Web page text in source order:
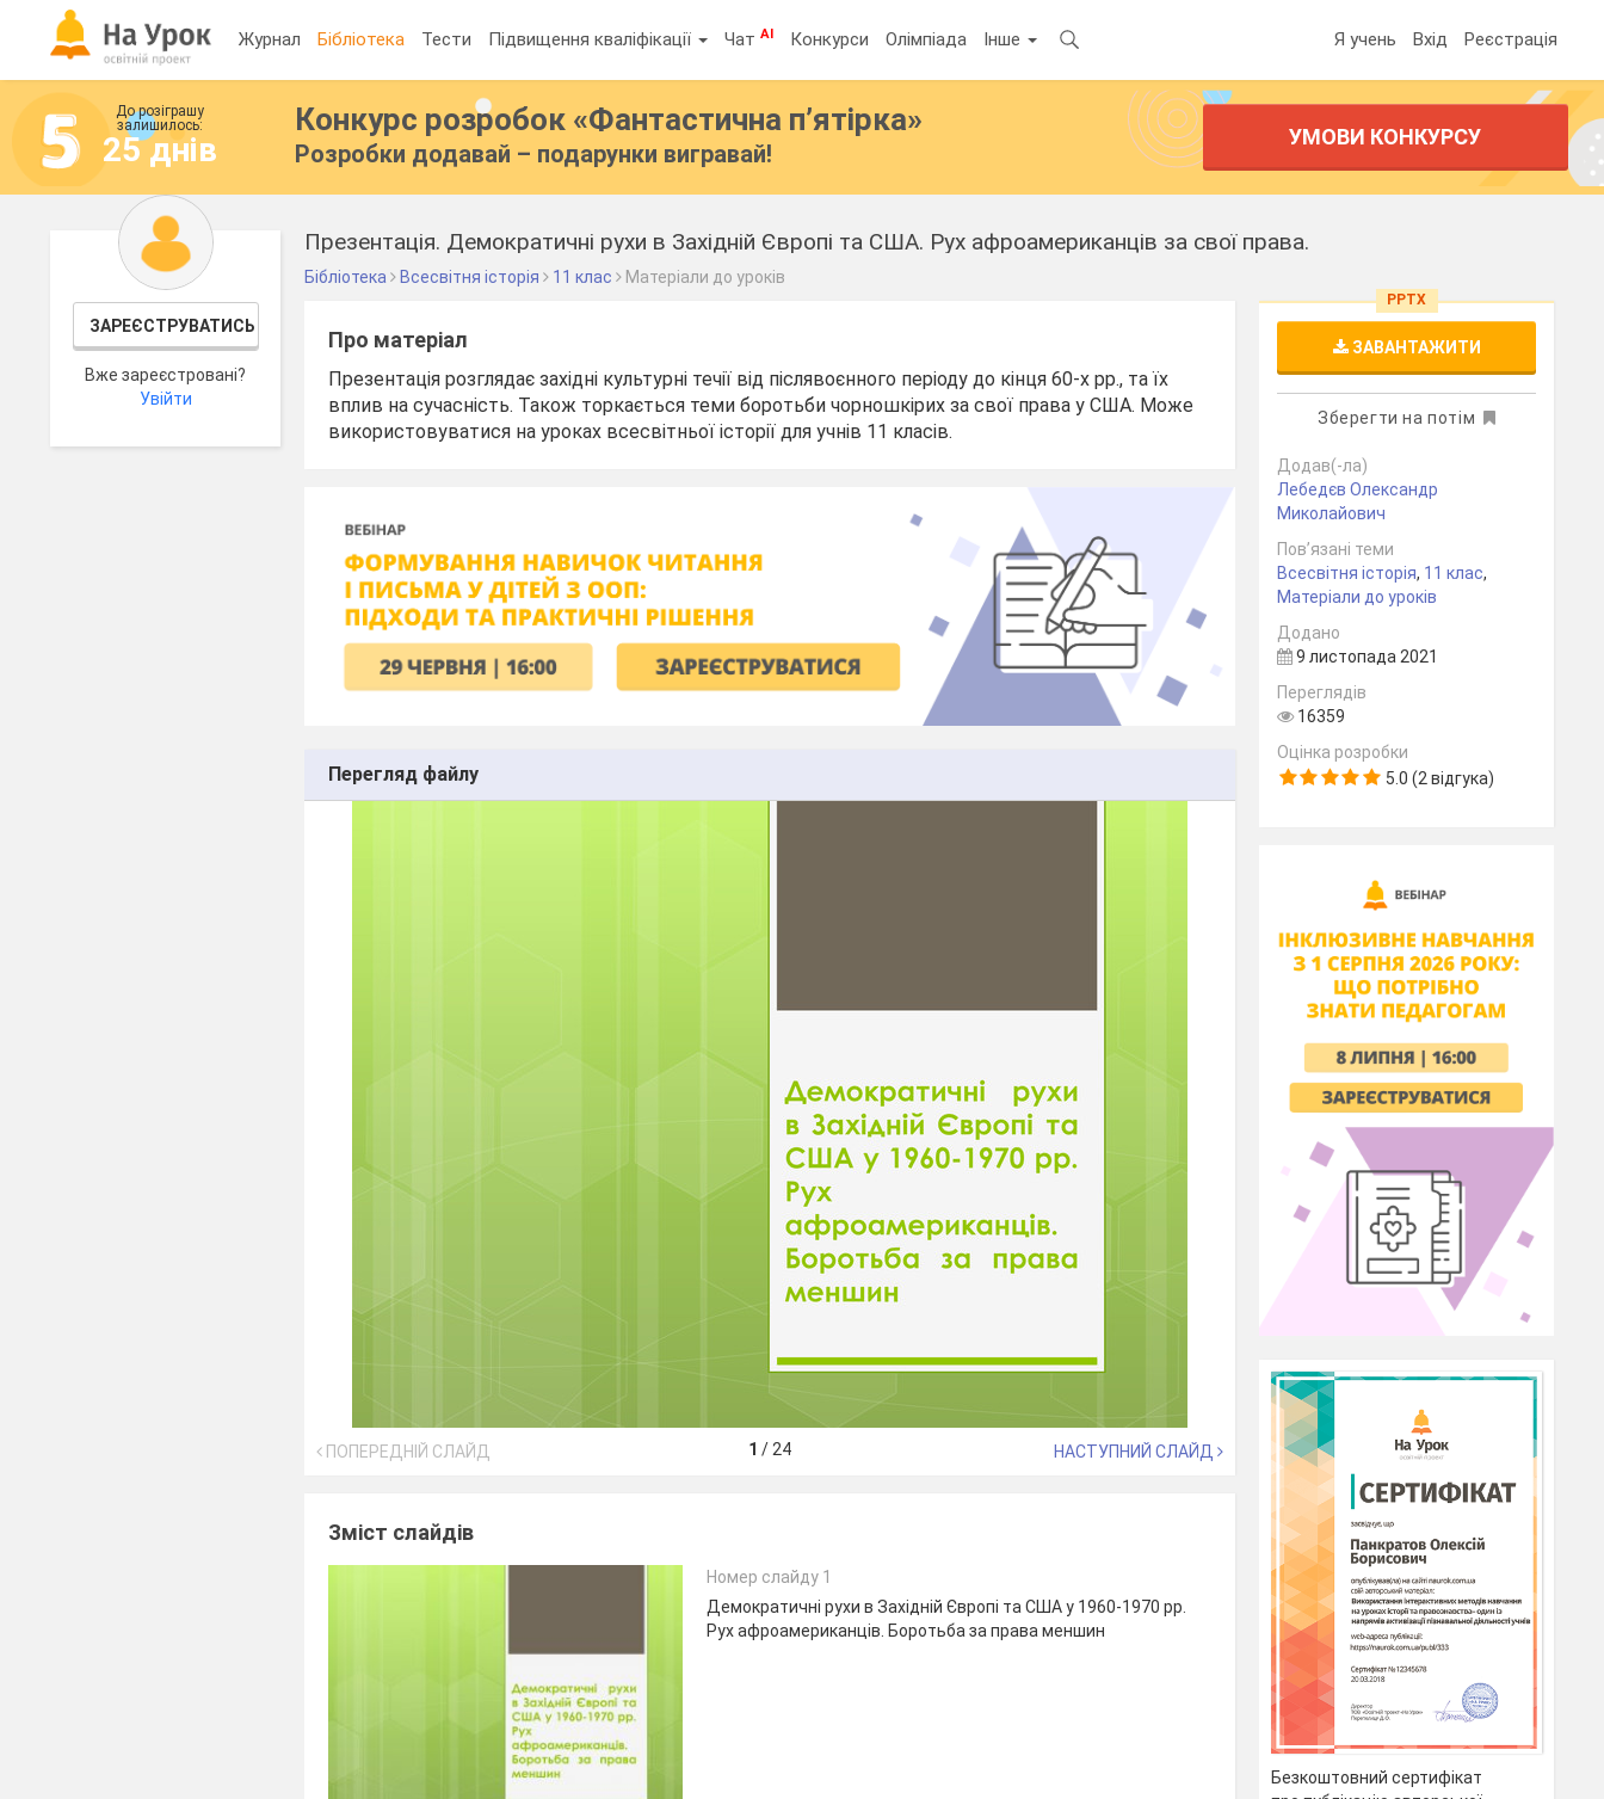
Журнал Бібліотека Тести Підвищення кваліфікації ЧатAI Конкурси Олімпіада Інше Я учень Вхід Реєстрація
До розіграшу
залишилось:
25 днів
Конкурс розробок «Фантастична п’ятірка»
Розробки додавай – подарунки вигравай!
УМОВИ КОНКУРСУ
ЗАРЕЄСТРУВАТИСЬ
Вже зареєстровані?
Увійти
Презентація. Демократичні рухи в Західній Європі та США. Рух афроамериканців за свої права.
Бібліотека Всесвітня історія 11 клас Матеріали до уроків
Про матеріал
Презентація розглядає західні культурні течії від післявоєнного періоду до кінця 60-х рр., та їх
вплив на сучасність. Також торкається теми боротьби чорношкірих за свої права у США. Може
використовуватися на уроках всесвітньої історії для учнів 11 класів.
Перегляд файлу
ПОПЕРЕДНІЙ СЛАЙД 1 / 24 НАСТУПНИЙ СЛАЙД
Зміст слайдів
Номер слайду 1
Демократичні рухи в Західній Європі та США у 1960-1970 рр.
Рух афроамериканців. Боротьба за права меншин
PPTX
ЗАВАНТАЖИТИ
Зберегти на потім
Додав(-ла)
Лебедєв Олександр
Миколайович
Пов’язані теми
Всесвітня історія, 11 клас,
Матеріали до уроків
Додано
9 листопада 2021
Переглядів
16359
Оцінка розробки
5.0 (2 відгука)
Безкоштовний сертифікат